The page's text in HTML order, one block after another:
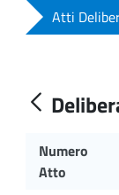
Atti
Numero
Atto